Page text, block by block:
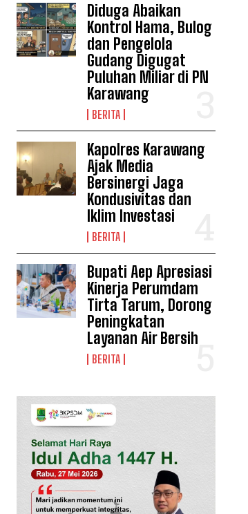
Diduga Abaikan
Kontrol Hama, Bulog
dan Pengelola
Gudang Digugat
Puluhan Miliar di PN
Karawang
BERITA
Kapolres Karawang
Ajak Media
Bersinergi Jaga
Kondusivitas dan
Iklim Investasi
BERITA
Bupati Aep Apresiasi
Kinerja Perumdam
Tirta Tarum, Dorong
Peningkatan
Layanan Air Bersih
BERITA